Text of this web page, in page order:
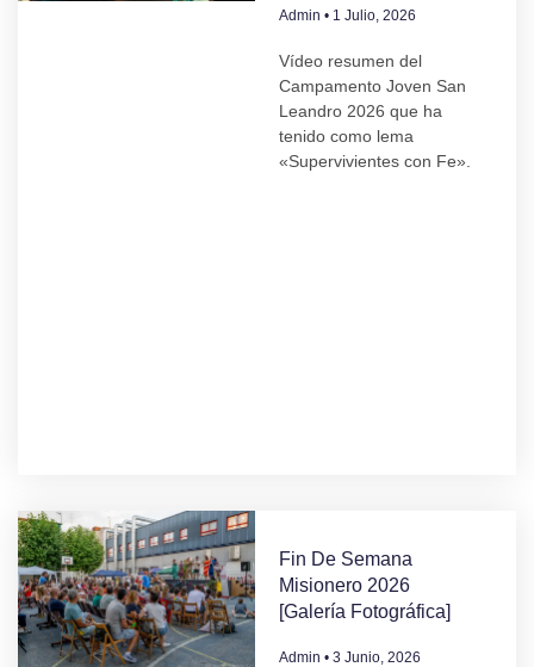
Admin 1 Julio, 2026
Vídeo resumen del
Campamento Joven San
Leandro 2026 que ha
tenido como lema
«Supervivientes con Fe».
Fin De Semana
Misionero 2026
[Galería Fotográfica]
Admin 3 Junio, 2026